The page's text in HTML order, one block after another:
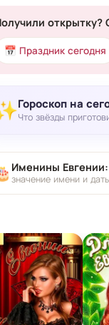
📅 Праздник сегодня
Гороскоп на
Что звёзды
Именины
значение имени и